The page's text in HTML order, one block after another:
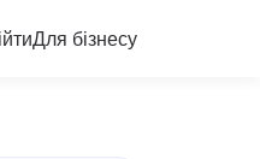
Для бізнесу